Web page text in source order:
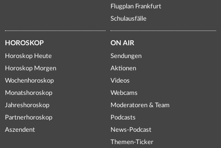
Flugplan Frankfurt
Schulausfälle
HOROSKOP
Horoskop Heute
Horoskop Morgen
Wochenhoroskop
Monatshoroskop
Jahreshoroskop
Partnerhoroskop
Aszendent
ON AIR
Sendungen
Aktionen
Videos
Webcams
Moderatoren & Team
Podcasts
News-Podcast
Themen-Ticker